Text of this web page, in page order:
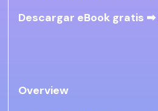
Descargar eBook gratis ➡
Overview